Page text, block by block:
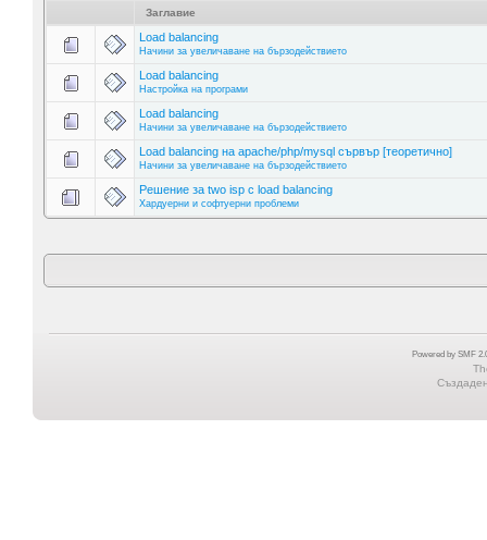
Заглавие
Load balancing
Начини за увеличаване на бързодействието
Load balancing
Настройка на програми
Load balancing
Начини за увеличаване на бързодействието
Load balancing на apache/php/mysql сървър [теоретично]
Начини за увеличаване на бързодействието
Решение за two isp с load balancing
Хардуерни и софтуерни проблеми
Powered by SMF